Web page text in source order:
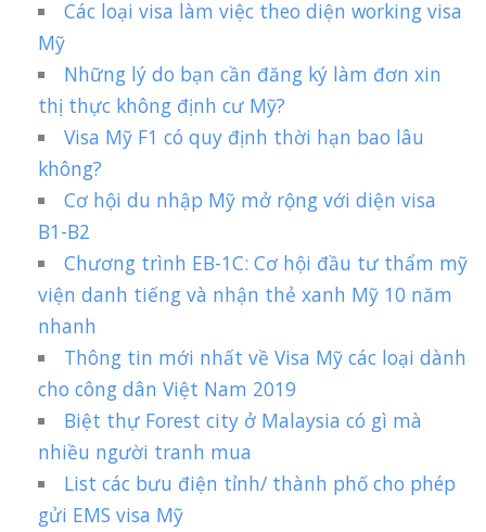
Các loại visa làm việc theo diện working visa
Mỹ
Những lý do bạn cần đăng ký làm đơn xin
thị thực không định cư Mỹ?
Visa Mỹ F1 có quy định thời hạn bao lâu
không?
Cơ hội du nhập Mỹ mở rộng với diện visa
B1-B2
Chương trình EB-1C: Cơ hội đầu tư thẩm mỹ
viện danh tiếng và nhận thẻ xanh Mỹ 10 năm
nhanh
Thông tin mới nhất về Visa Mỹ các loại dành
cho công dân Việt Nam 2019
Biệt thự Forest city ở Malaysia có gì mà
nhiều người tranh mua
List các bưu điện tỉnh/ thành phố cho phép
gửi EMS visa Mỹ